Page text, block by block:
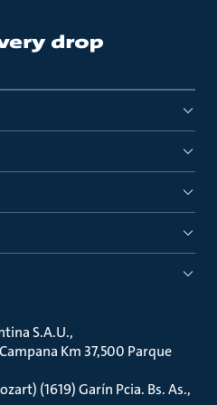
S.A.U.
Km 37,500 Parque
(1619) Garín Pcia. Bs. As.